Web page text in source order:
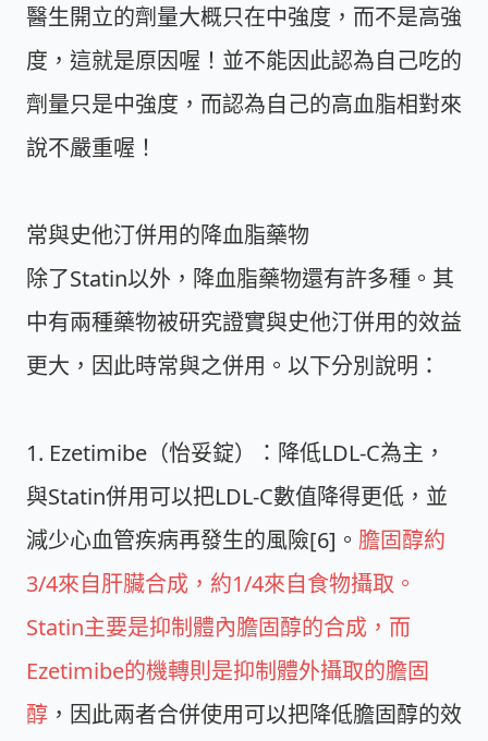
醫生開立的劑量大概只在中強度，而不是高強
度，這就是原因喔！並不能因此認為自己吃的
劑量只是中強度，而認為自己的高血脂相對來
說不嚴重喔！
常與史他汀併用的降血脂藥物
除了Statin以外，降血脂藥物還有許多種。其
中有兩種藥物被研究證實與史他汀併用的效益
更大，因此時常與之併用。以下分別說明：
1. Ezetimibe（怡妥錠）：降低LDL-C為主，
與Statin併用可以把LDL-C數值降得更低，並
減少心血管疾病再發生的風險[6]。 膽固醇約
3/4來自肝臟合成，約1/4來自食物攝取。
Statin主要是抑制體內膽固醇的合成，而
Ezetimibe的機轉則是抑制體外攝取的膽固
醇 ，因此兩者合併使用可以把降低膽固醇的效